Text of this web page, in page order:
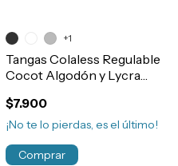
Tangas Colaless Regulable
Cocot Algodón y Lycra
$7.900
¡No te lo pierdas, es el último!
+1
Comprar